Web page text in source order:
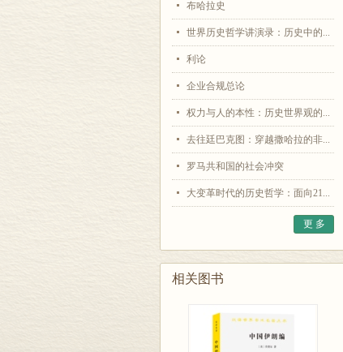
布哈拉史
世界历史哲学讲演录：历史中的...
利论
企业合规总论
权力与人的本性：历史世界观的...
去往廷巴克图：穿越撒哈拉的非...
罗马共和国的社会冲突
大变革时代的历史哲学：面向21...
更 多
相关图书